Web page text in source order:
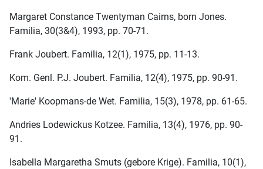
Margaret Constance Twentyman Cairns, born Jones.
Familia, 30(3&4), 1993, pp. 70-71.
Frank Joubert. Familia, 12(1), 1975, pp. 11-13.
Kom. Genl. P.J. Joubert. Familia, 12(4), 1975, pp. 90-91.
'Marie' Koopmans-de Wet. Familia, 15(3), 1978, pp. 61-65.
Andries Lodewickus Kotzee. Familia, 13(4), 1976, pp. 90-
91.
Isabella Margaretha Smuts (gebore Krige). Familia, 10(1),